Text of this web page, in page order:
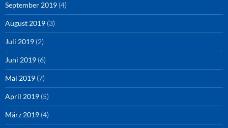
September 2019 (4)
August 2019 (3)
Juli 2019 (2)
Juni 2019 (6)
Mai 2019 (7)
April 2019 (5)
März 2019 (4)